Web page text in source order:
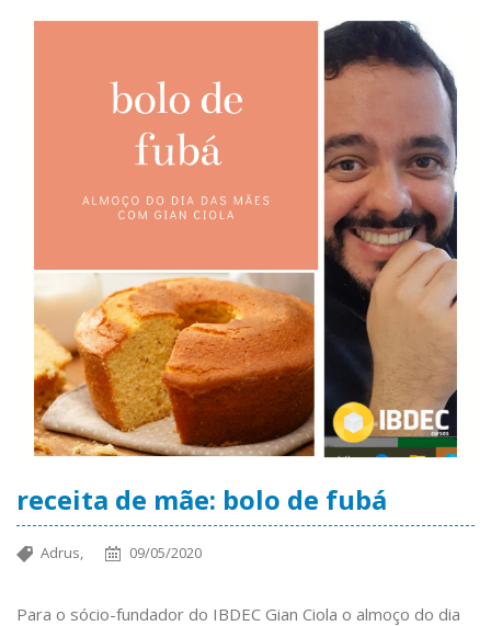
receita de mãe: bolo de fubá
Adrus, 09/05/2020
Para o sócio-fundador do IBDEC Gian Ciola o almoço do dia